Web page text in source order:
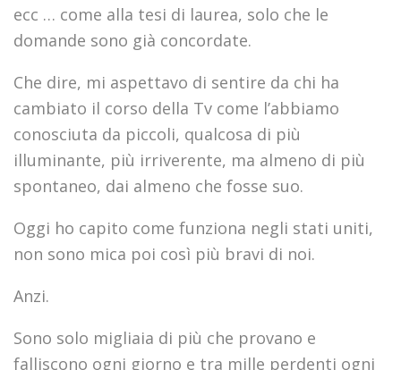
ecc … come alla tesi di laurea, solo che le
domande sono già concordate.
Che dire, mi aspettavo di sentire da chi ha
cambiato il corso della Tv come l’abbiamo
conosciuta da piccoli, qualcosa di più
illuminante, più irriverente, ma almeno di più
spontaneo, dai almeno che fosse suo.
Oggi ho capito come funziona negli stati uniti,
non sono mica poi così più bravi di noi.
Anzi.
Sono solo migliaia di più che provano e
falliscono ogni giorno e tra mille perdenti ogni